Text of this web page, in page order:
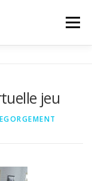
Menu
jeu